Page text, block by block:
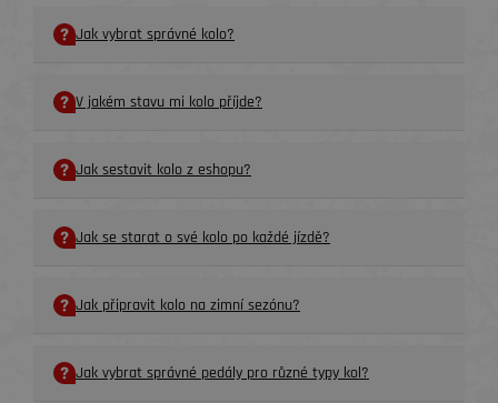
Jak vybrat správné kolo?
V jakém stavu mi kolo příjde?
Jak sestavit kolo z eshopu?
Jak se starat o své kolo po každé jízdě?
Jak připravit kolo na zimní sezónu?
Jak vybrat správné pedály pro různé typy kol?